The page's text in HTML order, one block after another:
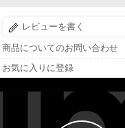
レビューを書く
商品についてのお問い合わせ
お気に入りに登録